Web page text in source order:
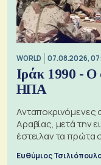
WORLD 07.08.2026,
Ιράκ 1990 - Ο
ΗΠΑ
Ανταποκρινόμενες
Αραβίας, μετά την
έστειλαν τα
πόλεμο της
Ευθύμιος